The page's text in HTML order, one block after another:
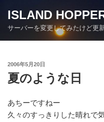
ン
ISLAND
サーバーを変更してみたけど更
投
稿
日:
2006年5月20日
夏のような日
あちーですねー
久々のすっきりした晴れで